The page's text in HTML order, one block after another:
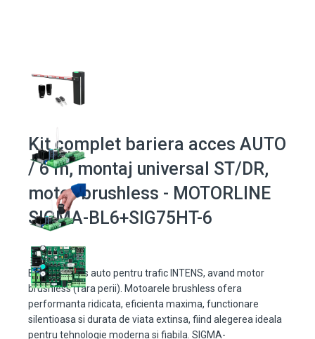
Kit complet bariera acces AUTO
/ 6 m, montaj universal ST/DR,
motor brushless - MOTORLINE
SIGMA-BL6+SIG75HT-6
Bariera acces auto pentru trafic INTENS, avand motor
brushless (fara perii). Motoarele brushless ofera
performanta ridicata, eficienta maxima, functionare
silentioasa si durata de viata extinsa, fiind alegerea ideala
pentru tehnologie moderna si fiabila. SIGMA-